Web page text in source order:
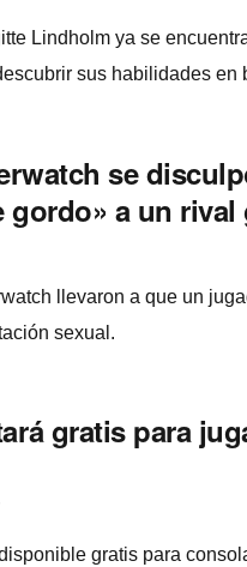
Lindholm ya se
sus habilidades en
se
a un rival
llevaron a que un
sexual.
gratis para
gratis para